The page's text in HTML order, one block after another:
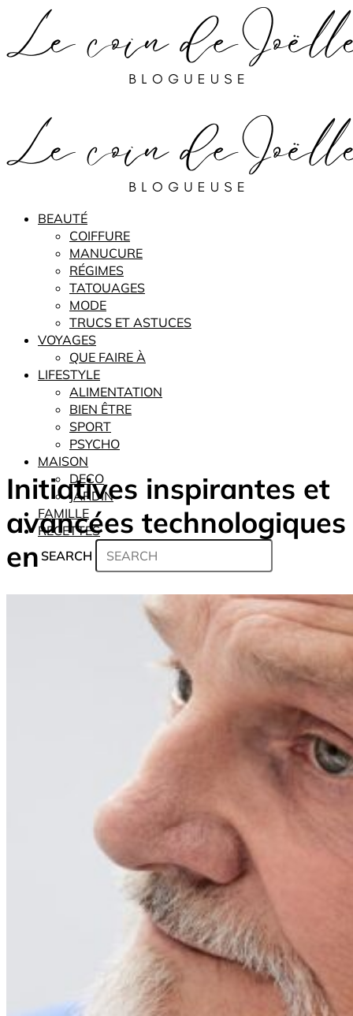
BEAUTÉ
COIFFURE
MANUCURE
RÉGIMES
TATOUAGES
MODE
TRUCS ET ASTUCES
VOYAGES
QUE FAIRE À
LIFESTYLE
ALIMENTATION
BIEN ÊTRE
SPORT
PSYCHO
MAISON
DECO
JARDIN
FAMILLE
RECETTES
SEARCH
Initiatives inspirantes et
avancées technologiques
en